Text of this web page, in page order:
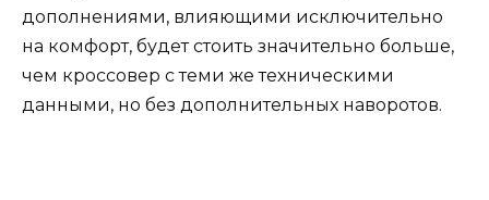
дополнениями, влияющими исключительно
на комфорт, будет стоить значительно больше,
чем кроссовер с теми же техническими
данными, но без дополнительных наворотов.